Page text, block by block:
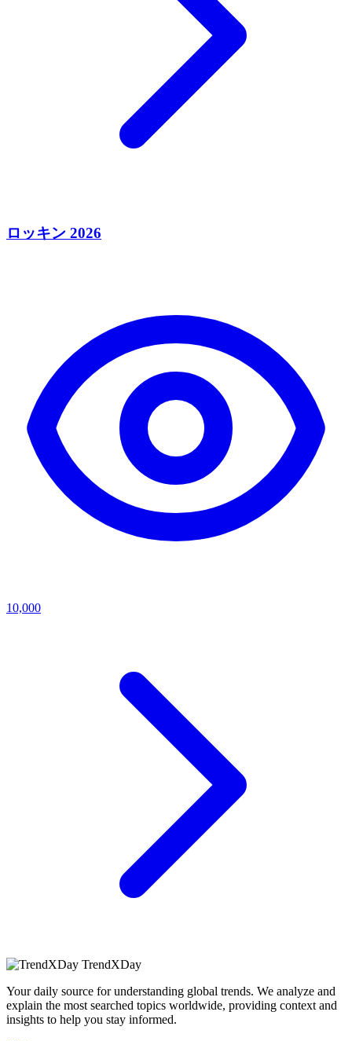
ロッキン 2026
10,000
TrendXDay
Your daily source for understanding global trends. We analyze and
explain the most searched topics worldwide, providing context and
insights to help you stay informed.